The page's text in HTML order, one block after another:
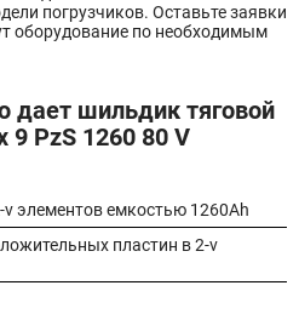
погрузчиков. Оставьте заявки
оборудование по необходимым
шильдик тяговой
9 PzS 1260 80 V
v элементов емкостью 1260Ah
пластин в 2-v